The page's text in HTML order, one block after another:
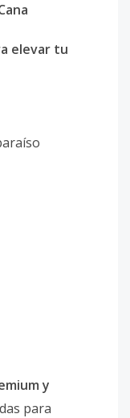
elevar tu
y
para